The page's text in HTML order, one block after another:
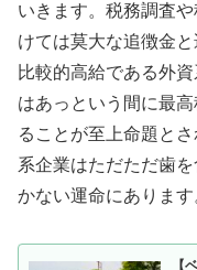
いきます。税務調査
けては莫大な追徴金
比較的高給である外
はあっという間に最
ることが至上命題と
系企業はただただ歯
かない運命にありま
【